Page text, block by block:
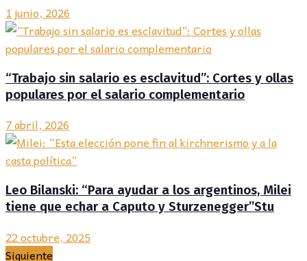
1 junio, 2026
“Trabajo sin salario es esclavitud”: Cortes y ollas
populares por el salario complementario
7 abril, 2026
Leo Bilanski: “Para ayudar a los argentinos, Milei
tiene que echar a Caputo y Sturzenegger”Stu
22 octubre, 2025
Siguiente